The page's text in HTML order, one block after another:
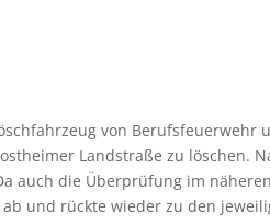
von Berufsfeuerwehr
Landstraße zu löschen.
auch die Überprüfung im
und rückte wieder zu den